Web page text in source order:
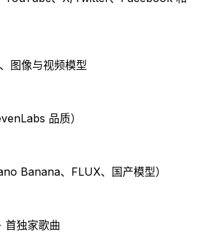
图像与视频模型
品质）
Banana、FLUX、国产模型）
首独家歌曲